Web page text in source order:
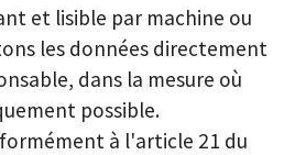
et lisible par machine ou
les données directement
dans la mesure où
possible.
à l'article 21 du